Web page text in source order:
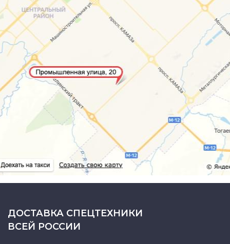
ДОСТАВКА СПЕЦТЕХНИКИ
ВСЕЙ РОССИИ